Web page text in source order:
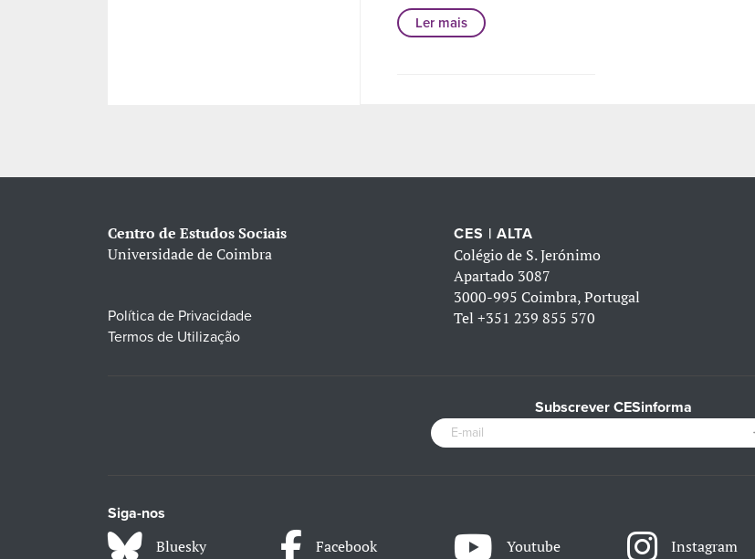
Ler mais
Centro de Estudos Sociais
Universidade de Coimbra
Política de Privacidade
Termos de Utilização
CES | ALTA
Colégio de S. Jerónimo
Apartado 3087
3000-995 Coimbra, Portugal
Tel+351 239 855 570
Subscrever CESinforma
Siga-nos
Bluesky Facebook Youtube Instagram